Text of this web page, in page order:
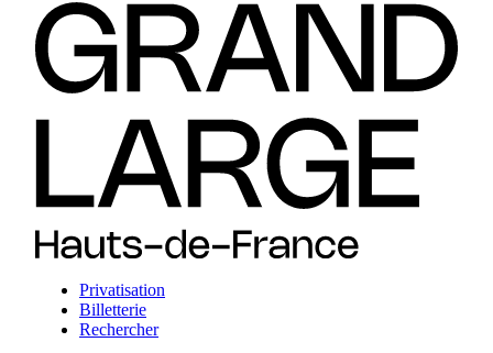
Privatisation
Billetterie
Rechercher